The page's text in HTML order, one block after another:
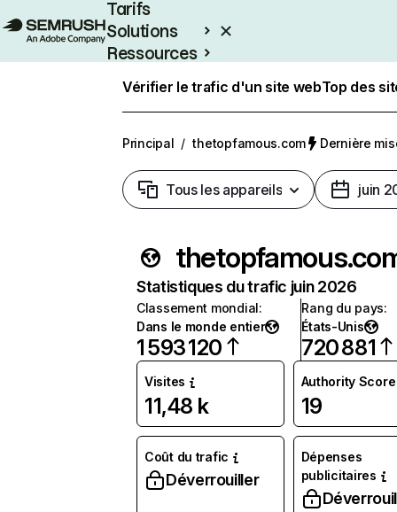
Tarifs
Solutions
Ressources
Vérifier le trafic d'un site webTop des
Principal / thetopfamous.com Dernière
Tous les appareils juin
Statistiques du trafic juin 2026
Classement mondial:
Dans le monde entier
1 593 120
Rang du pays:
États-Unis
720 881
Visites
11,48 k
Authority Score
19
Coût du trafic
Déverrouiller
Dépenses
publicitaires